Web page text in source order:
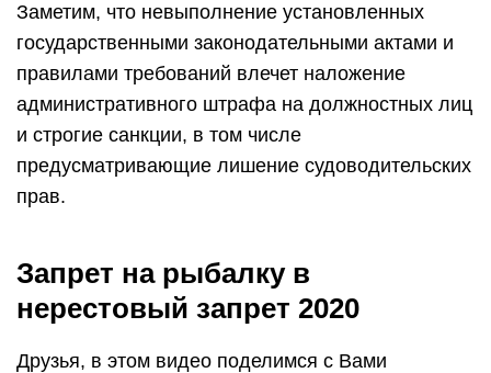
Заметим, что невыполнение установленных
государственными законодательными актами и
правилами требований влечет наложение
административного штрафа на должностных лиц
и строгие санкции, в том числе
предусматривающие лишение судоводительских
прав.
Запрет на рыбалку в
нерестовый запрет 2020
Друзья, в этом видео поделимся с Вами